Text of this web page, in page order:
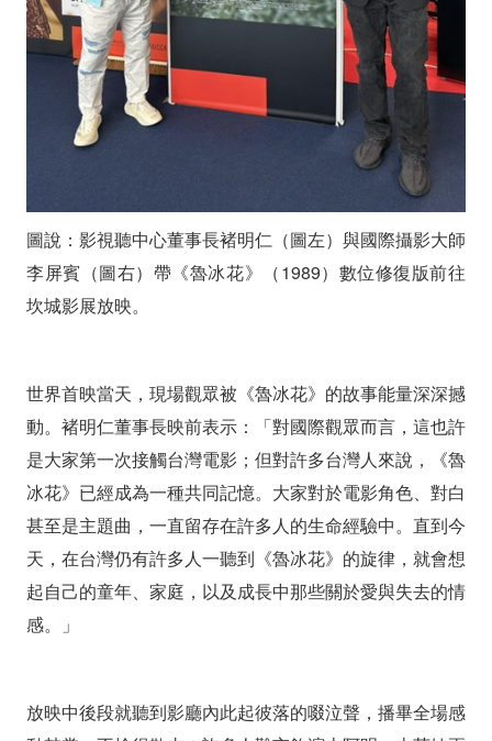
後
仰
政
星
星
圖說：影視聽中心董事長褚明仁（圖左）與國際攝影大師
李屏賓（圖右）帶《魯冰花》（1989）數位修復版前往
坎城影展放映。
世界首映當天，現場觀眾被《魯冰花》的故事能量深深撼
動。褚明仁董事長映前表示：「對國際觀眾而言，這也許
是大家第一次接觸台灣電影；但對許多台灣人來說，《魯
冰花》已經成為一種共同記憶。大家對於電影角色、對白
甚至是主題曲，一直留存在許多人的生命經驗中。直到今
天，在台灣仍有許多人一聽到《魯冰花》的旋律，就會想
起自己的童年、家庭，以及成長中那些關於愛與失去的情
感。」
放映中後段就聽到影廳內此起彼落的啜泣聲，播畢全場感